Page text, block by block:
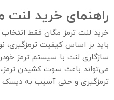
راهنمای خرید لنت
خرید لنت ترمز مگان فقط
باید بر اساس کیفیت ترمزگیری،
سازگاری لنت با سیستم ترمز
می‌تواند باعث سوت کشیدن
ترمزگیری و حتی آسیب به دیسک